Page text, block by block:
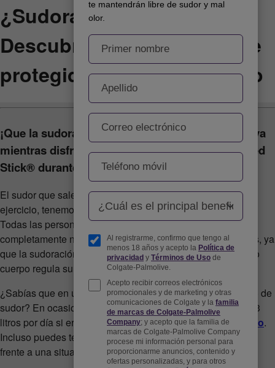
¿Sudoración excesiva?
Descubre cómo mantenerte
protegida en todo momento
¡Que la sudoración no te detenga! Mantente activa
mientras disfrutas de la protección de Lady Speed
Stick® durante todo el día.
El sudor que sale por nuestro cuerpo cuando hacemos
ejercicio, tenemos calor o estamos nerviosas, es inevitable.
Todas las personas sudamos. Es una función corporal
completamente normal que no tiene por qué avergonzarnos, ya
que la sudoración es un proceso benéfico en el que nuestro
cuerpo regula su temperatura y se mantiene fresco.
¿Sabías que en un día normal producimos entre 0.7 y 1 litro de
sudor? En ocasiones, esta cantidad puede aumentar a los 3
litros por día si eres muy activa opracticas mucho ejercicio.
Incluso puedes tener una mayor cantidad de sudor si estás
frente a una situación de estrés o nerviosismo.